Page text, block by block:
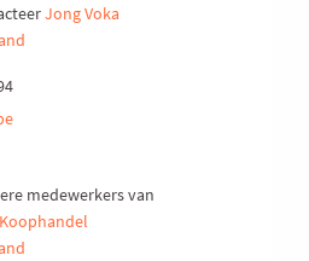
Jong Voka
medewerkers van